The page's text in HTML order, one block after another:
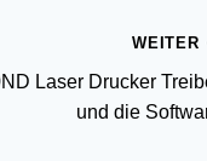
WEITER
Laser Drucker
und die